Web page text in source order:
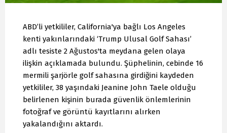
ABD’li yetkililer, California'ya bağlı Los Angeles
kenti yakınlarındaki ‘Trump Ulusal Golf Sahası’
adlı tesiste 2 Ağustos'ta meydana gelen olaya
ilişkin açıklamada bulundu. Şüphelinin, cebinde 16
mermili şarjörle golf sahasına girdiğini kaydeden
yetkililer, 38 yaşındaki Jeanine John Taele olduğu
belirlenen kişinin burada güvenlik önlemlerinin
fotoğraf ve görüntü kayıtlarını alırken
yakalandığını aktardı.